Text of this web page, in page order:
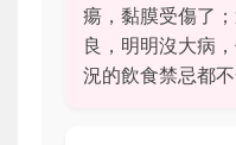
瘍，黏膜受傷了
良，明明沒大病
況的飲食禁忌都不